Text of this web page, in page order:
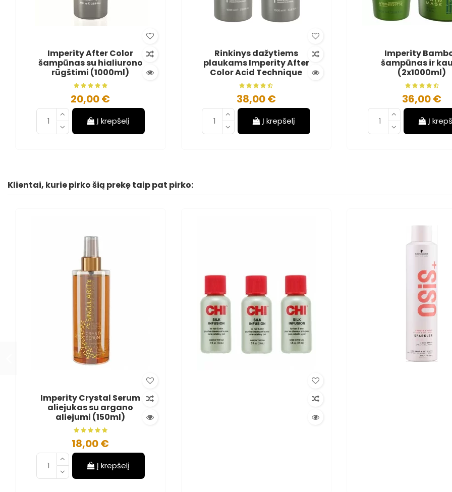
Imperity After Color
šampūnas su hialiurono
rūgštimi (1000ml)
20,00 €
Į krepšelį
Rinkinys dažytiems
plaukams Imperity After
Color Acid Technique
38,00 €
Į krepšelį
Imperity
šampūnas ir
(2x1000ml)
36,00 €
Į
Klientai, kurie pirko šią prekę taip pat pirko:
Imperity Crystal Serum
aliejukas su argano
aliejumi (150ml)
18,00 €
Į krepšelį